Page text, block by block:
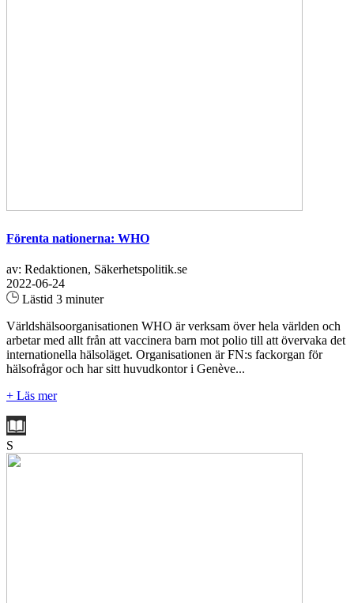
Förenta nationerna: WHO
av: Redaktionen, Säkerhetspolitik.se
2022-06-24
Lästid 3 minuter
Världshälsoorganisationen WHO är verksam över hela världen och
arbetar med allt från att vaccinera barn mot polio till att övervaka det
internationella hälsoläget. Organisationen är FN:s fackorgan för
hälsofrågor och har sitt huvudkontor i Genève...
+ Läs mer
S